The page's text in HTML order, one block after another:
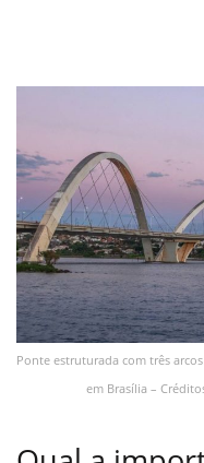
Ponte estruturada com três
em Brasília –